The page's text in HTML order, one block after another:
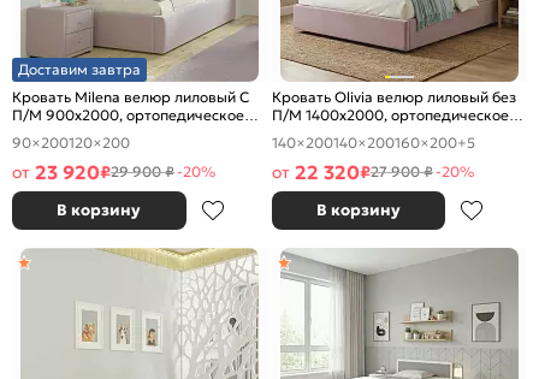
Доставим завтра
Кровать Milena велюр лиловый С
П/М 900x2000, ортопедическое
основание, изголовье мягкое
90×200120×200
от 23 920₽29 900 ₽-20%
В корзину
Кровать Olivia велюр лиловый без
П/М 1400x2000, ортопедическое
основание, изголовье мягкое
140×200140×200160×200+5
от 22 320₽27 900 ₽-20%
В корзину